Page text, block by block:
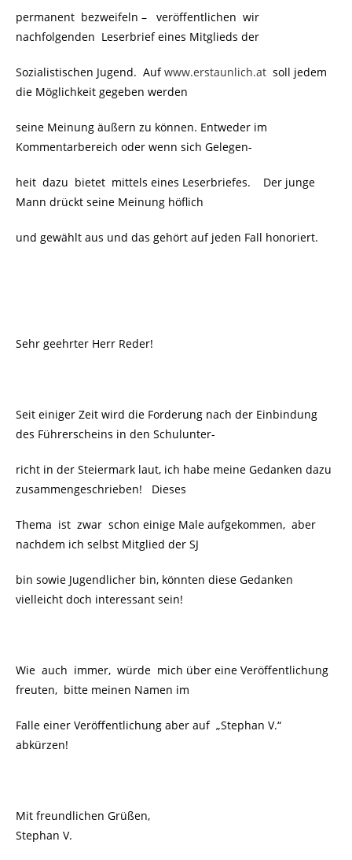
permanent bezweifeln –
veröffentlichen wir
nachfolgenden Leserbrief eines Mitglieds der
Sozialistischen Jugend. Aufwww.erstaunlich.at soll jedem
die Möglichkeit gegeben werden
seine Meinung äußern zu können. Entweder im
Kommentarbereich oder wenn sich Gelegen-
heit dazu bietet mittels eines Leserbriefes.
Der junge
Mann drückt seine Meinung höflich
und gewählt aus und das gehört auf jeden Fall honoriert.
Sehr geehrter Herr Reder!
Seit einiger Zeit wird die Forderung nach der Einbindung
des Führerscheins in den Schulunter-
richt in der Steiermark laut, ich habe meine Gedanken dazu
zusammengeschrieben! Dieses
Thema ist zwar schon einige Male aufgekommen, aber
nachdem ich selbst Mitglied der SJ
bin sowie Jugendlicher bin, könnten diese Gedanken
vielleicht doch interessant sein!
Wie auch immer, würde mich über eine Veröffentlichung
freuten, bitte meinen Namen im
Falle einer Veröffentlichung aber auf „Stephan V.“
abkürzen!
Mit freundlichen Grüßen,
Stephan V.